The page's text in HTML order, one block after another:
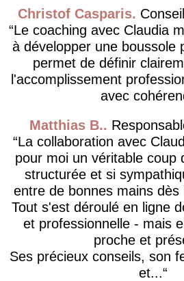
Christof Casparis
Le coaching avec Claudia
à développer une boussole
permet de définir
l'accomplissement
avec
Matthias B.
La collaboration avec
pour moi un véritable coup
structurée et si
entre de bonnes mains dès
Tout s'est déroulé en ligne
et professionnelle - mais
proche et
Ses précieux conseils, son
et...